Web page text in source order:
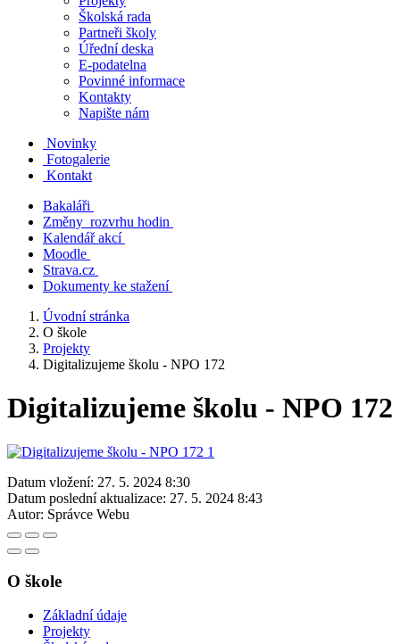
Školská rada
Partneři školy
Úřední deska
E-podatelna
Povinné informace
Kontakty
Napište nám
Novinky
Fotogalerie
Kontakt
Bakaláři
Změny rozvrhu hodin
Kalendář akcí
Moodle
Strava.cz
Dokumenty ke stažení
Úvodní stránka
O škole
Projekty
Digitalizujeme školu - NPO 172
Digitalizujeme školu - NPO 172
Datum vložení: 27. 5. 2024 8:30
Datum poslední aktualizace: 27. 5. 2024 8:43
Autor: Správce Webu
O škole
Základní údaje
Projekty